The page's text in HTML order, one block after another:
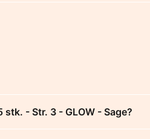
- Str. 3 - GLOW - Sage?